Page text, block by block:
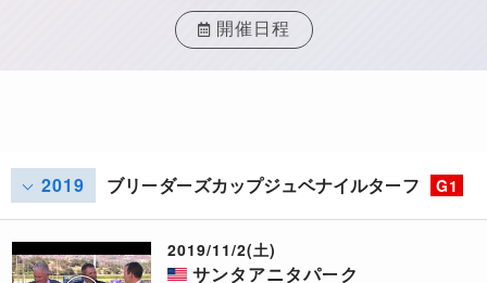
開催日程
2019 ブリーダーズカップジュベナイルターフ G1
2019/11/2(土)
サンタアニタパーク